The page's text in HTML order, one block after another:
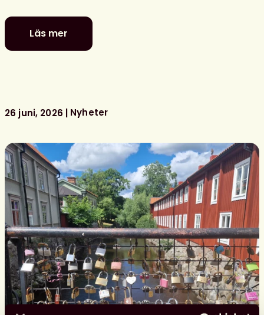
Läs mer
Se
Svensk
Almedalen
26 juni, 2026 Nyheter